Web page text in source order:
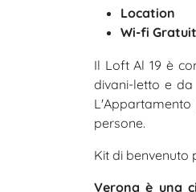
Location
Wi-fi
Il Loft Al 19 è
divani-letto e
persone.
Kit di benvenuto
Verona è una